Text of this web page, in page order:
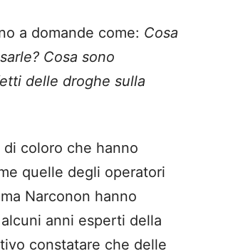
a domande come: Cosa
Cosa sono
delle droghe sulla
di coloro che hanno
quelle degli operatori
Narconon hanno
anni esperti della
constatare che delle